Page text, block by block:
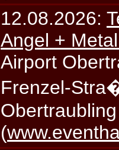
12.08.2026:
Angel +
Airport
Frenzel-
(